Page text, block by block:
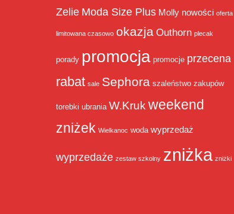
Zelie Moda Size Plus Molly nowości oferta
limitowana czasowo okazja Outhorn plecak
porady promocja promocje przecena
rabat sale Sephora szaleństwo zakupów
torebki ubrania W.Kruk weekend
zniżek Wielkanoc woda wyprzedaż
wyprzedaże zestaw szkolny zniżka zniżki